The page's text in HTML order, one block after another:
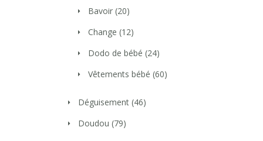
Bavoir (20)
Change (12)
Dodo de bébé (24)
Vêtements bébé (60)
Déguisement (46)
Doudou (79)